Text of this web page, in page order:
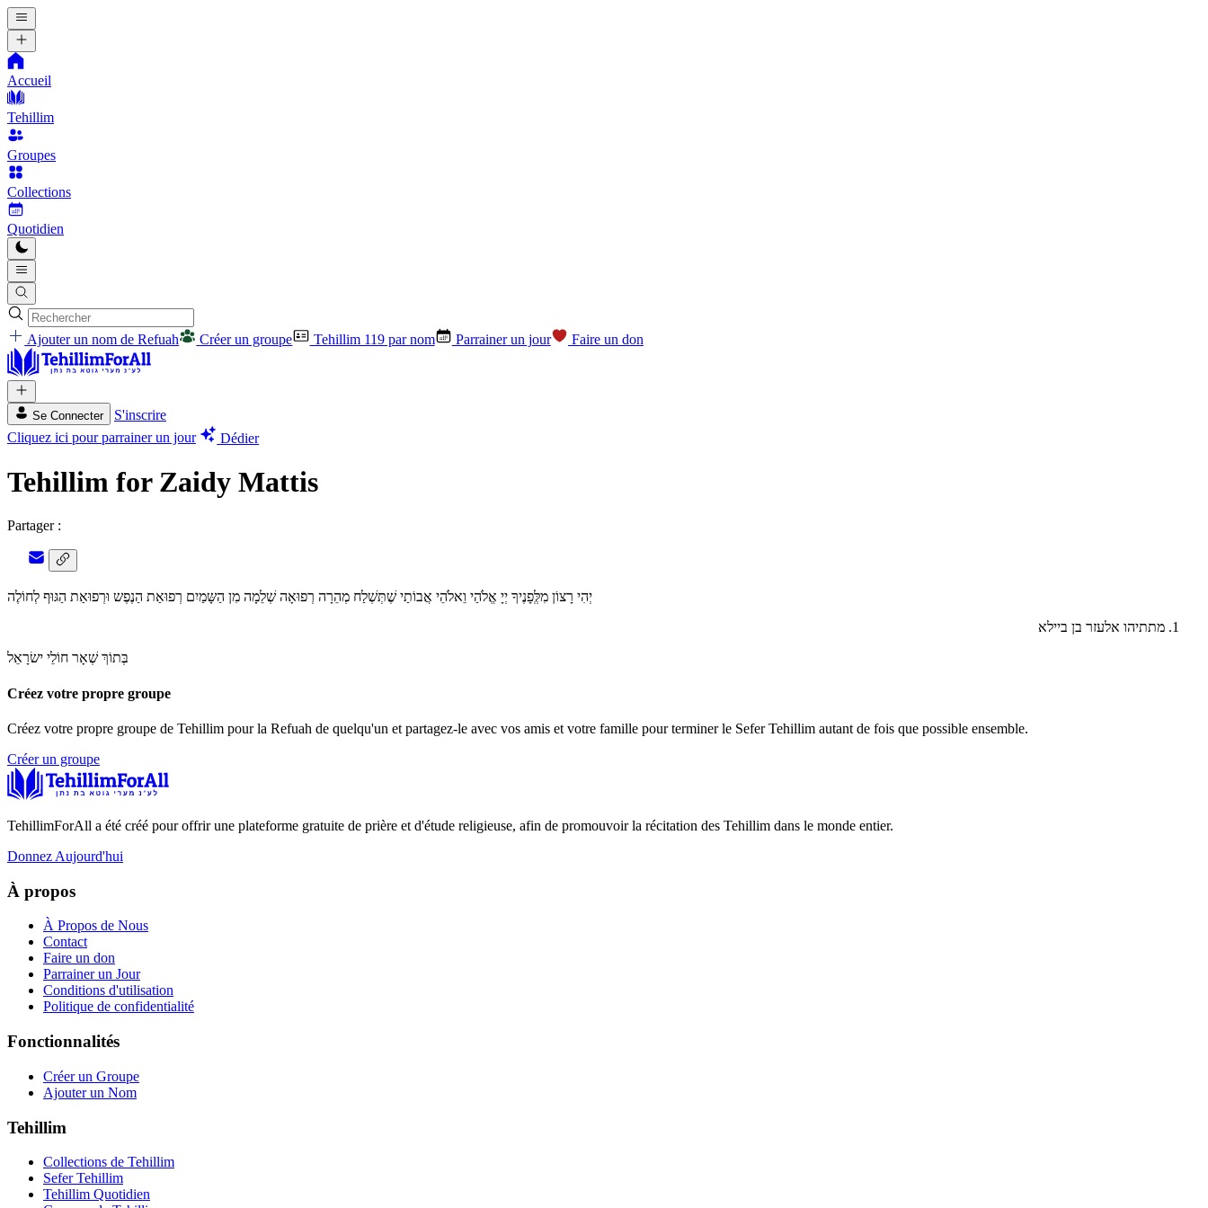
Accueil
Tehillim
Groupes
Collections
Quotidien
Ajouter un nom de Refuah Créer un groupe Tehillim 119 par nom Parrainer un jour Faire un don
Se Connecter
S'inscrire
Cliquez ici pour parrainer un jour
Dédier
Tehillim for Zaidy Mattis
Partager :
יְהִי רָצוֹן מִלְְּפָנֶיךָ יְיָ אֱלֹהַי וֵאלֹהֵי אֲבוֹתַי שֶׁתְּשְׁלַח מְהֵרָה רְפוּאָה שְׁלֵמָה מִן הַשָּמַיִם רְפוּאַת הַנֶפֶש וּרְפוּאַת הַגּוּף לְחוֹלֶה
מתתיהו אלעזר בן ביילא
בְּתוֹךְ שְׁאָר חוֹלֵי ישׂרָאֵל
Créez votre propre groupe
Créez votre propre groupe de Tehillim pour la Refuah de quelqu'un et partagez-le avec vos amis et votre famille pour terminer le Sefer Tehillim autant de fois que possible ensemble.
Créer un groupe
TehillimForAll a été créé pour offrir une plateforme gratuite de prière et d'étude religieuse, afin de promouvoir la récitation des Tehillim dans le monde entier.
Donnez Aujourd'hui
À propos
À Propos de Nous
Contact
Faire un don
Parrainer un Jour
Conditions d'utilisation
Politique de confidentialité
Fonctionnalités
Créer un Groupe
Ajouter un Nom
Tehillim
Collections de Tehillim
Sefer Tehillim
Tehillim Quotidien